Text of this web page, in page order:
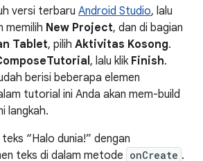
versi terbaru Android Studio, lalu
memilih New Project, dan di bagian
Tablet, pilih Aktivitas Kosong.
, lalu klik Finish.
berisi beberapa elemen
tutorial ini Anda akan mem-build
langkah.
“Halo dunia!” dengan
teks di dalam metode onCreate .